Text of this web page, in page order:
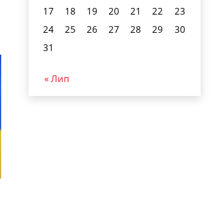
17
18 19 20 21 22
23
24
25 26 27 28 29
30
31
« Лип